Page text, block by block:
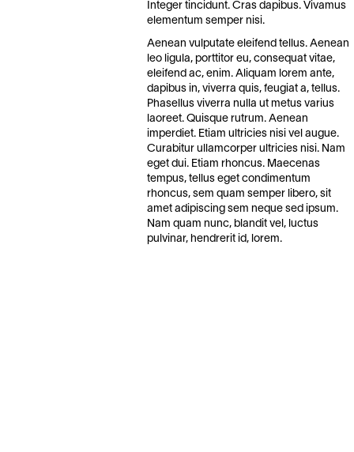
Integer tincidunt. Cras dapibus. Vivamus
elementum semper nisi.
Aenean vulputate eleifend tellus. Aenean
leo ligula, porttitor eu, consequat vitae,
eleifend ac, enim. Aliquam lorem ante,
dapibus in, viverra quis, feugiat a, tellus.
Phasellus viverra nulla ut metus varius
laoreet. Quisque rutrum. Aenean
imperdiet. Etiam ultricies nisi vel augue.
Curabitur ullamcorper ultricies nisi. Nam
eget dui. Etiam rhoncus. Maecenas
tempus, tellus eget condimentum
rhoncus, sem quam semper libero, sit
amet adipiscing sem neque sed ipsum.
Nam quam nunc, blandit vel, luctus
pulvinar, hendrerit id, lorem.